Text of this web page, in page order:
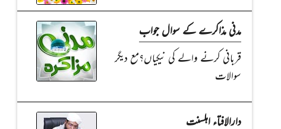
مدنی مذاکرے کے سوال جواب
قربانی کرنے والے کی نیکیاں؟مع دیگر
سوالات
دارالافتاء اہلسنت